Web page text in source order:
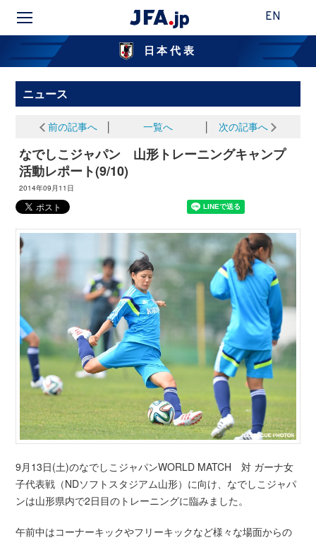
EN
日本代表
ニュース
前の記事へ 一覧へ 次の記事へ
なでしこジャパン 山形トレーニングキャンプ
活動レポート(9/10)
2014年09月11日
9月13日(土)のなでしこジャパンWORLD MATCH 対 ガーナ女
子代表戦（NDソフトスタジアム山形）に向け、なでしこジャパ
ンは山形県内で2日目のトレーニングに臨みました。
午前中はコーナーキックやフリーキックなど様々な場面からの